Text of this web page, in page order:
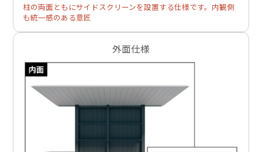
柱の両面ともにサイドスクリーンを設置する仕様です。内観側
も統一感のある意匠
外面仕様